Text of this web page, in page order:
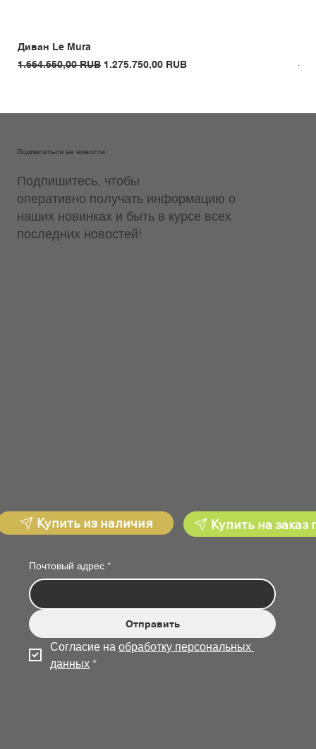
Диван Le Mura
Обычная цена
1.664.650,00 RUB Цена со скидкой
1.275.750,00 RUB
Подписаться на новости
Подпишитесь, чтобы
оперативно получать информацию о
наших новинках и быть в курсе всех
последних новостей!
Почтовый адрес *
Отправить
Согласие на обработку персональных
данных *
Купить из наличия Купить на